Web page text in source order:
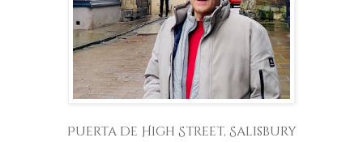
Puerta de High Street, Salisbury